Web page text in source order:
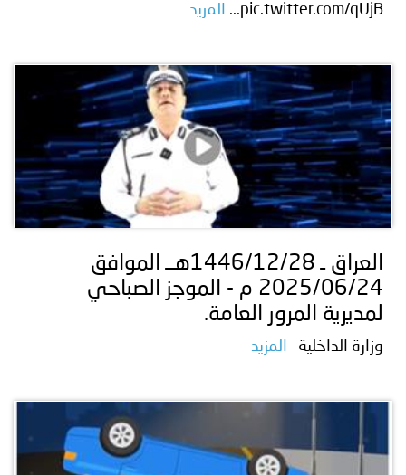
pic.twitter.com/qUjB...
المزيد
العراق ـ 1446/12/28هــ الموافق
2025/06/24 م - الموجز الصباحي
لمديرية المرور العامة.
وزارة الداخلية المزيد